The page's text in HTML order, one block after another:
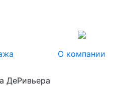
О компании
ДеРивьера